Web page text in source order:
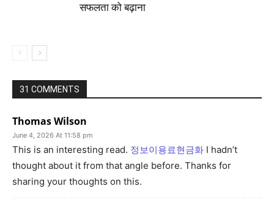
सफलता को बढ़ाना
31 COMMENTS
Thomas Wilson
June 4, 2026 At 11:58 pm
This is an interesting read. 정보이용료현금화 I hadn’t
thought about it from that angle before. Thanks for
sharing your thoughts on this.